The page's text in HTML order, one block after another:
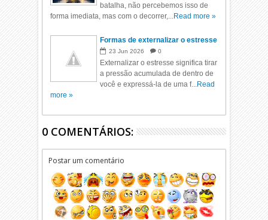
batalha, não percebemos isso de
forma imediata, mas com o decorrer,...Read more »
Formas de externalizar o estresse
23 Jun 2026 0
Externalizar o estresse significa tirar
a pressão acumulada de dentro de
você e expressá-la de uma f...Read
more »
0 COMENTÁRIOS:
Postar um comentário